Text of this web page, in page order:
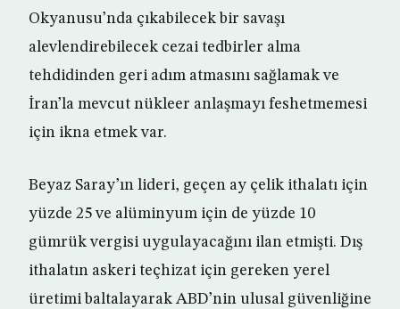
Okyanusu’nda çıkabilecek bir savaşı
alevlendirebilecek cezai tedbirler alma
tehdidinden geri adım atmasını sağlamak ve
İran’la mevcut nükleer anlaşmayı feshetmemesi
için ikna etmek var.
Beyaz Saray’ın lideri, geçen ay çelik ithalatı için
yüzde 25 ve alüminyum için de yüzde 10
gümrük vergisi uygulayacağını ilan etmişti. Dış
ithalatın askeri teçhizat için gereken yerel
üretimi baltalayarak ABD’nin ulusal güvenliğine